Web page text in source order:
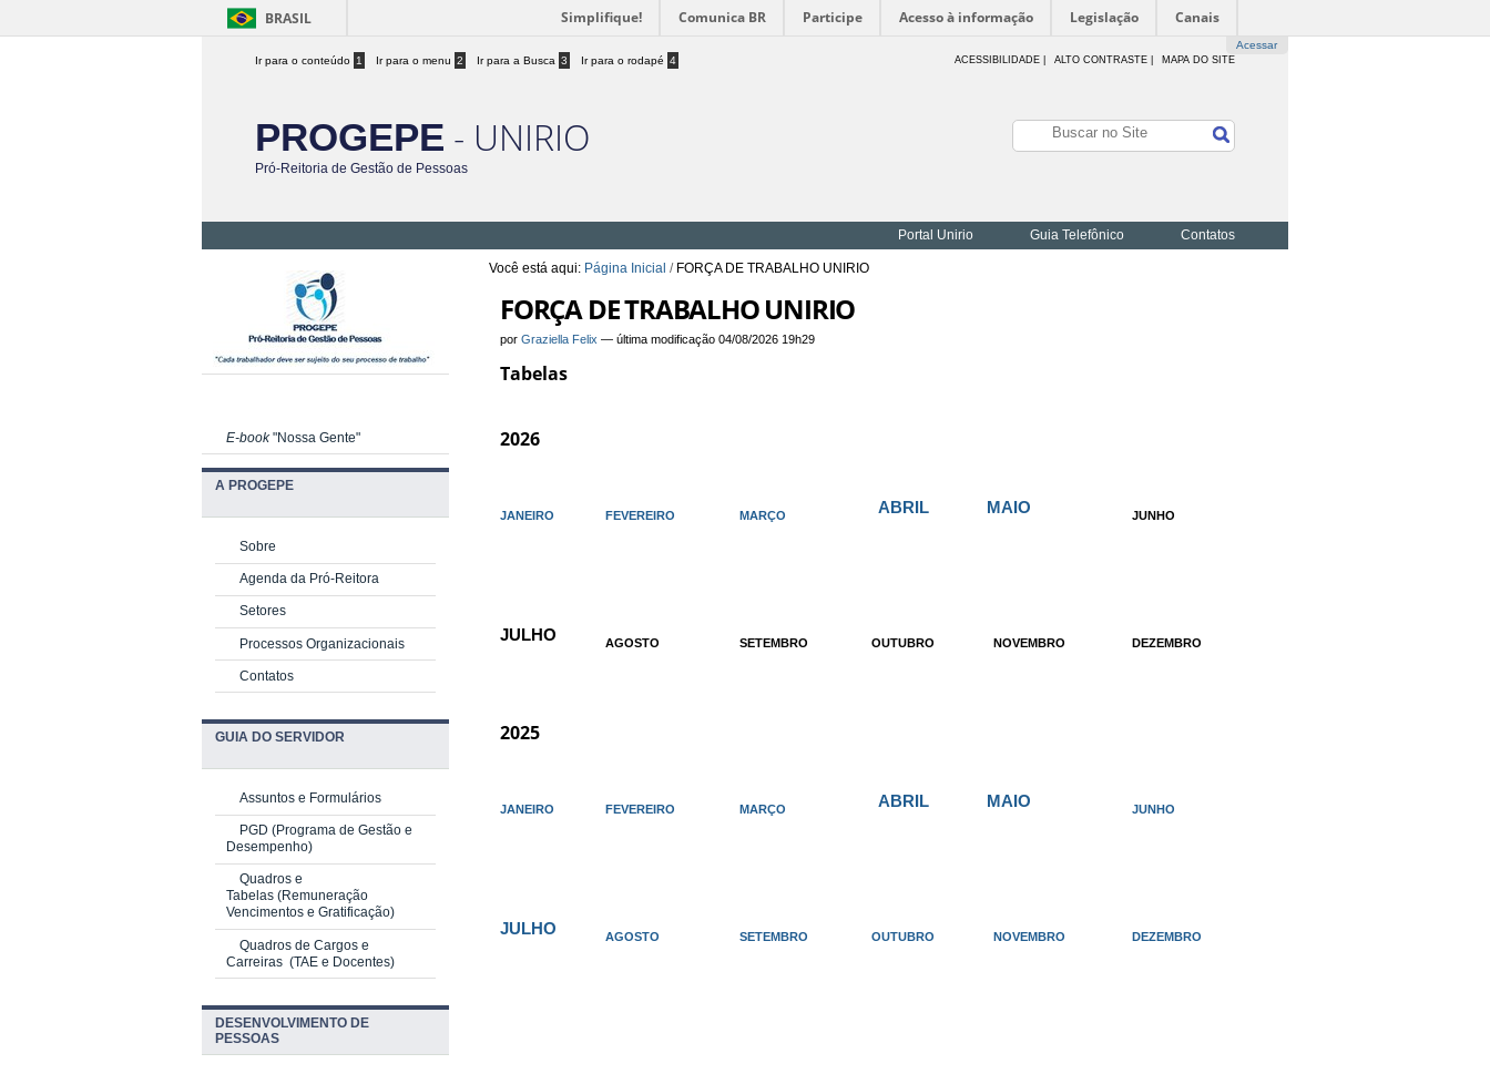
BRASIL Simplifique! Comunica BR Participe Acesso à informação Legislação Canais
Acessar
Ir para o conteúdo 1 Ir para o menu 2 Ir para a Busca 3 Ir para o rodapé 4 ACESSIBILIDADE ALTO CONTRASTE | MAPA DO SITE
PROGEPE - UNIRIO
Pró-Reitoria de Gestão de Pessoas
Portal Unirio Guia Telefônico Contatos
Você está aqui: Página Inicial / FORÇA DE TRABALHO UNIRIO
FORÇA DE TRABALHO UNIRIO
porGraziella Felix —última modificação 04/08/2026 19h29
Tabelas
2026
JANEIRO FEVEREIRO MARÇO ABRIL MAIO JUNHO
JULHO AGOSTO SETEMBRO OUTUBRO NOVEMBRO DEZEMBRO
2025
JANEIRO FEVEREIRO MARÇO ABRIL MAIO JUNHO
JULHO AGOSTO SETEMBRO OUTUBRO NOVEMBRO DEZEMBRO
E-book"Nossa Gente"
A PROGEPE
Sobre
Agenda da Pró-Reitora
Setores
Processos Organizacionais
Contatos
GUIA DO SERVIDOR
Assuntos e Formulários
PGD (Programa de Gestão e
Desempenho)
Quadros e
Tabelas (Remuneração
Vencimentos e Gratificação)
Quadros de Cargos e
Carreiras (TAE e Docentes)
DESENVOLVIMENTO DE
PESSOAS